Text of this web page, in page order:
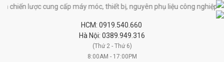
lược cung cấp máy móc, thiết bị, nguyên phụ liệu công nghiệp!
HCM: 0919.540.660
Hà Nội: 0389.949.316
(Thứ 2 - Thứ 6)
8:00AM - 17:00PM